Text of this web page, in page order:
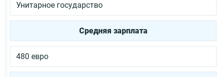
Унитарное государство
Средняя зарплата
480 евро